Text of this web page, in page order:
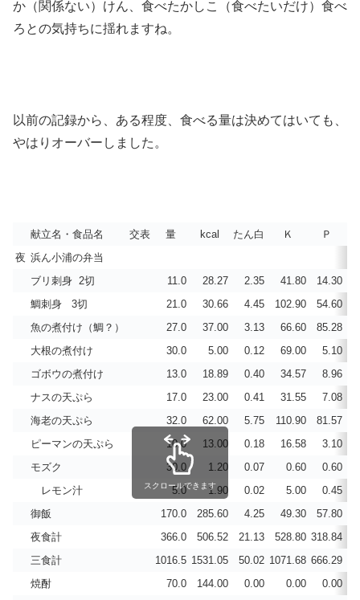
か（関係ない）けん、食べたかしこ（食べたいだけ）食べ
ろとの気持ちに揺れますね。
以前の記録から、ある程度、食べる量は決めてはいても、
やはりオーバーしました。
献立名・食品名 交表 量 kcal たん白 Ｋ Ｐ
夜 浜ん小浦の弁当
ブリ刺身 2切
11.0 28.27 2.35 41.80 14.30
鯛刺身 3切
21.0 30.66 4.45 102.90 54.60
魚の煮付け（鯛？）
27.0 37.00 3.13 66.60 85.28
大根の煮付け
30.0 5.00 0.12 69.00 5.10
ゴボウの煮付け
13.0 18.89 0.40 34.57 8.96
ナスの天ぷら
17.0 23.00 0.41 31.55 7.08
海老の天ぷら
32.0 62.00 5.75 110.90 81.57
ピーマンの天ぷら
10.0 13.00 0.18 16.58 3.10
モズク
30.0 1.20 0.07 0.60 0.60
レモン汁
5.0 1.90 0.02 5.00 0.45
御飯
170.0 285.60 4.25 49.30 57.80
夜食計
366.0 506.52 21.13 528.80 318.84
三食計
1016.5 1531.05 50.02 1071.68 666.29
焼酎
70.0 144.00 0.00 0.00 0.00
スクロールできます